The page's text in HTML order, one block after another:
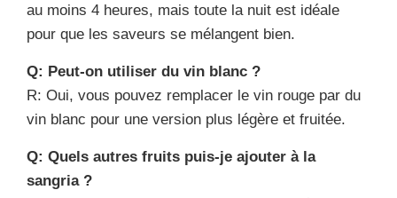
au moins 4 heures, mais toute la nuit est idéale
pour que les saveurs se mélangent bien.
Q: Peut-on utiliser du vin blanc ?
R: Oui, vous pouvez remplacer le vin rouge par du
vin blanc pour une version plus légère et fruitée.
Q: Quels autres fruits puis-je ajouter à la
sangria ?